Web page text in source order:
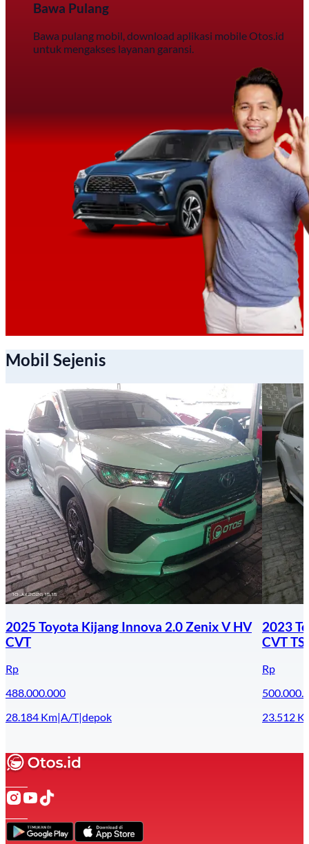
Bawa Pulang
Bawa pulang mobil, download aplikasi mobile Otos.id
untuk mengakses layanan garansi.
Mobil Sejenis
2025 Toyota Kijang Innova 2.0 Zenix V HV
CVT
Rp
488.000.000
28.184 Km|A/T|depok
2023
CVT
Rp
23.512